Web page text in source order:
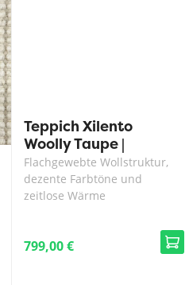
Teppich Xilento
Woolly Taupe |
200x300 cm
Flachgewebte Wollstruktur,
dezente Farbtöne und
zeitlose Wärme
799,00 €